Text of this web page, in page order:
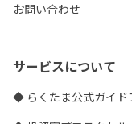
お問い合わせ
サービスについて
◆ らくたま公式ガイド